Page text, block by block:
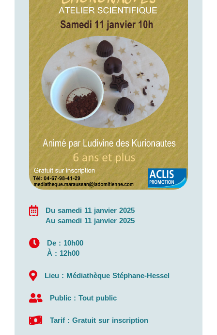
Du samedi 11 janvier 2025
Au samedi 11 janvier 2025
De : 10h00
À : 12h00
Lieu : Médiathèque Stéphane-Hessel
Public : Tout public
Tarif : Gratuit sur inscription